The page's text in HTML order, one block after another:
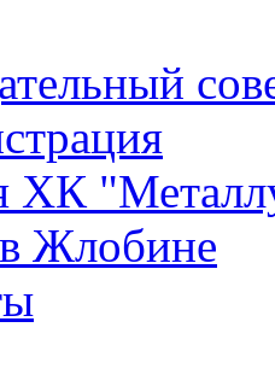
ХК
Жлобине